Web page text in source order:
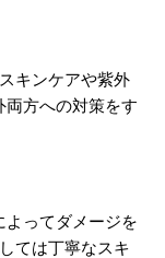
キンケアや紫外
方への対策をす
よってダメージを
ては丁寧なスキ